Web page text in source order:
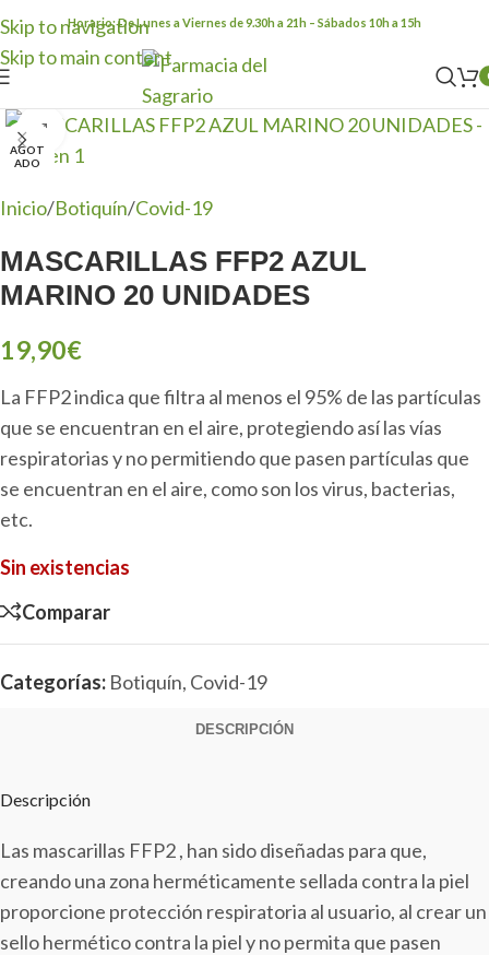
Skip to navigation
Skip to main content
Horario: De Lunes a Viernes de 9.30h a 21h – Sábados 10h a 15h
AGOT
ADO
Clic para ampliar
Inicio/Botiquín/Covid-19
MASCARILLAS FFP2 AZUL
MARINO 20 UNIDADES
19,90€
La FFP2 indica que filtra al menos el 95% de las partículas
que se encuentran en el aire, protegiendo así las vías
respiratorias y no permitiendo que pasen partículas que
se encuentran en el aire, como son los virus, bacterias,
etc.
Sin existencias
Comparar
Categorías: Botiquín, Covid-19
DESCRIPCIÓN
Descripción
Las mascarillas FFP2 , han sido diseñadas para que,
creando una zona herméticamente sellada contra la piel
proporcione protección respiratoria al usuario, al crear un
sello hermético contra la piel y no permita que pasen